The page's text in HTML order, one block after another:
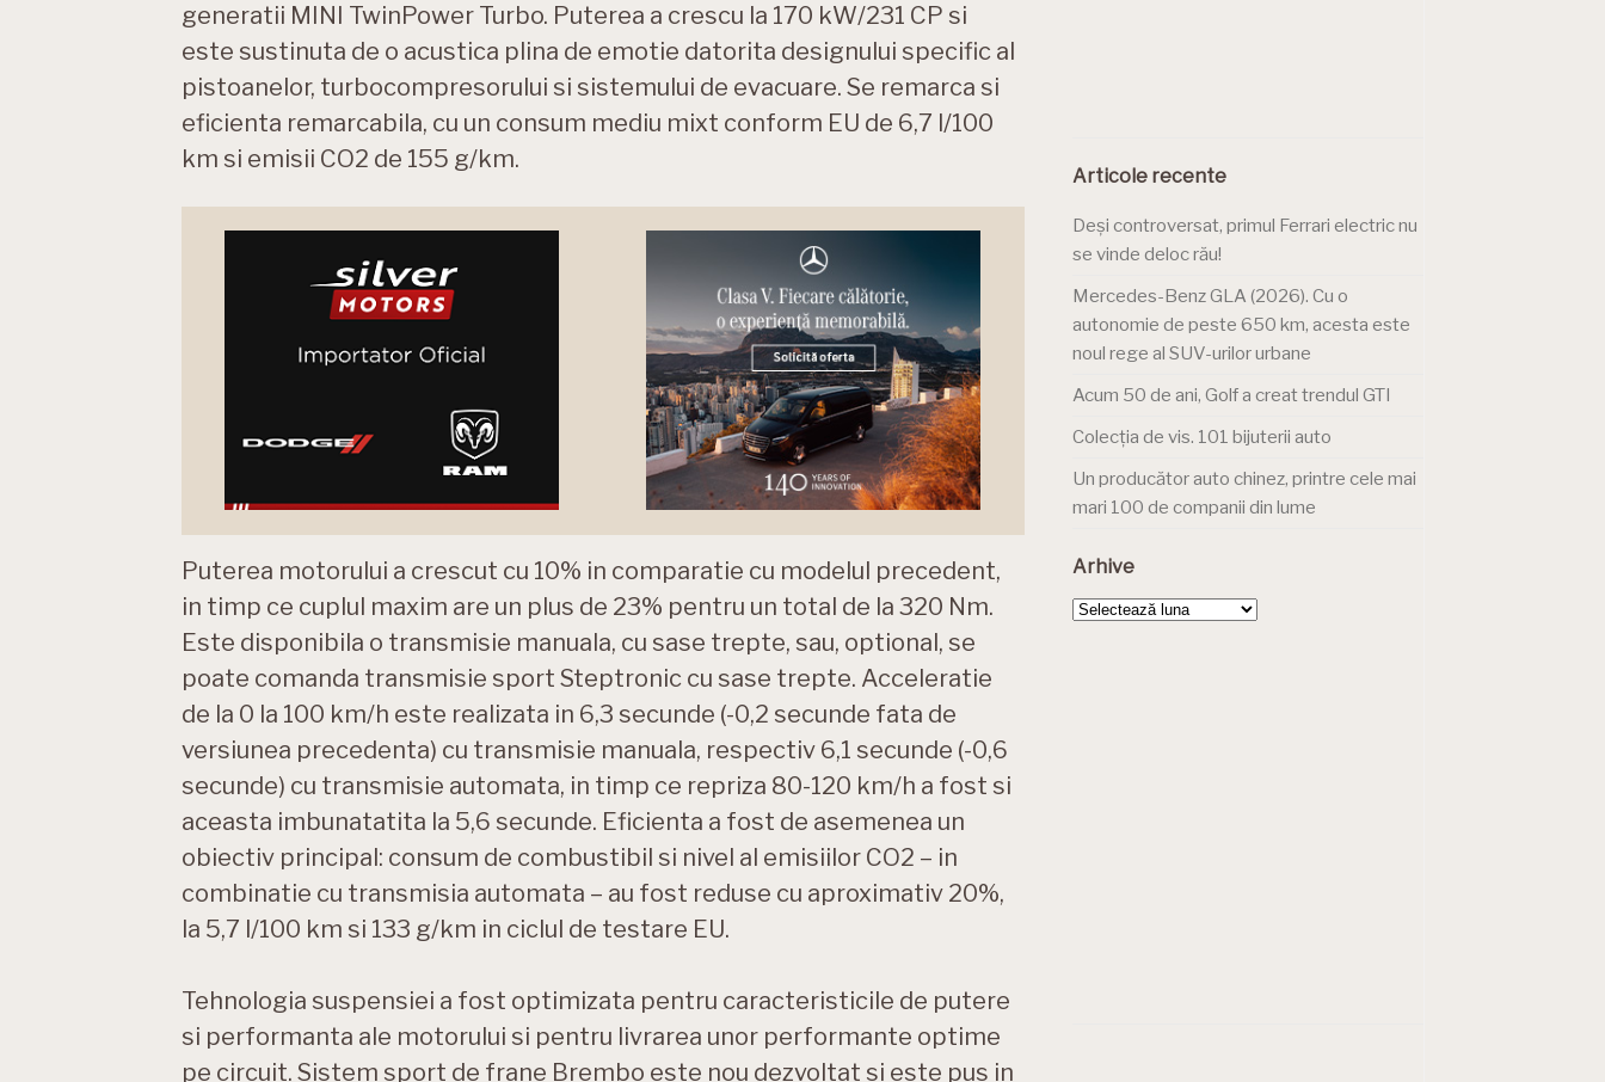
generatii MINI TwinPower Turbo. Puterea a crescu la 170 kW/231 CP si
este sustinuta de o acustica plina de emotie datorita designului specific al
pistoanelor, turbocompresorului si sistemului de evacuare. Se remarca si
eficienta remarcabila, cu un consum mediu mixt conform EU de 6,7 l/100
km si emisii CO2 de 155 g/km.
Puterea motorului a crescut cu 10% in comparatie cu modelul precedent,
in timp ce cuplul maxim are un plus de 23% pentru un total de la 320 Nm.
Este disponibila o transmisie manuala, cu sase trepte, sau, optional, se
poate comanda transmisie sport Steptronic cu sase trepte. Acceleratie
de la 0 la 100 km/h este realizata in 6,3 secunde (-0,2 secunde fata de
versiunea precedenta) cu transmisie manuala, respectiv 6,1 secunde (-0,6
secunde) cu transmisie automata, in timp ce repriza 80-120 km/h a fost si
aceasta imbunatatita la 5,6 secunde. Eficienta a fost de asemenea un
obiectiv principal: consum de combustibil si nivel al emisiilor CO2 – in
combinatie cu transmisia automata – au fost reduse cu aproximativ 20%,
la 5,7 l/100 km si 133 g/km in ciclul de testare EU.
Tehnologia suspensiei a fost optimizata pentru caracteristicile de putere
si performanta ale motorului si pentru livrarea unor performante optime
pe circuit. Sistem sport de frane Brembo este nou dezvoltat si este pus in
Articole recente
Deși controversat, primul Ferrari electric nu
se vinde deloc rău!
Mercedes-Benz GLA (2026). Cu o
autonomie de peste 650 km, acesta este
noul rege al SUV-urilor urbane
Acum 50 de ani, Golf a creat trendul GTI
Colecția de vis. 101 bijuterii auto
Un producător auto chinez, printre cele mai
mari 100 de companii din lume
Arhive
Arhive